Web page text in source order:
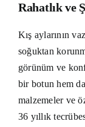
Rahatlık ve
Kış aylarının
soğuktan
görünüm ve
bir botun hem
malzemeler ve
36 yıllık